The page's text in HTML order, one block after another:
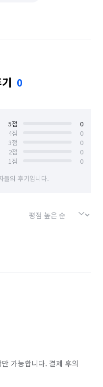
0
5점
0
4점
0
3점
0
2점
0
1점
0
들의 후기입니다.
가능합니다. 결제 후의